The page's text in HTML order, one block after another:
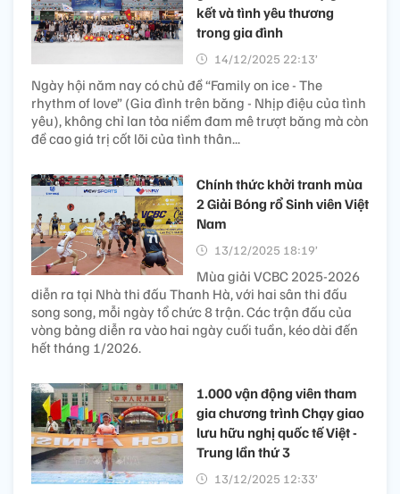
kết và tình yêu thương
trong gia đình
14/12/2025 22:13’
Ngày hội năm nay có chủ đề “Family on ice - The
rhythm of love” (Gia đình trên băng - Nhịp điệu của tình
yêu), không chỉ lan tỏa niềm đam mê trượt băng mà còn
đề cao giá trị cốt lõi của tình thân...
Chính thức khởi tranh mùa
2 Giải Bóng rổ Sinh viên Việt
Nam
13/12/2025 18:19’
Mùa giải VCBC 2025-2026
diễn ra tại Nhà thi đấu Thanh Hà, với hai sân thi đấu
song song, mỗi ngày tổ chức 8 trận. Các trận đấu của
vòng bảng diễn ra vào hai ngày cuối tuần, kéo dài đến
hết tháng 1/2026.
1.000 vận động viên tham
gia chương trình Chạy giao
lưu hữu nghị quốc tế Việt -
Trung lần thứ 3
13/12/2025 12:33’